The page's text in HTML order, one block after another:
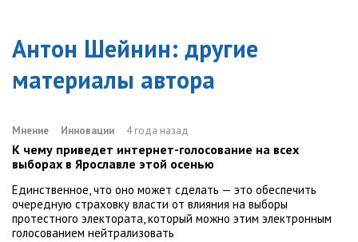
Антон Шейнин: другие
материалы автора
Мнение Инновации 4 года назад
К чему приведет интернет-голосование на всех
выборах в Ярославле этой осенью
Единственное, что оно может сделать — это обеспечить
очередную страховку власти от влияния на выборы
протестного электората, который можно этим электронным
голосованием нейтрализовать